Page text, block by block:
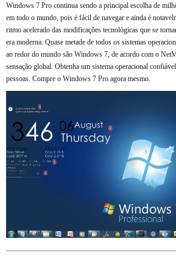
Windows 7 Pro continua sendo a principal escolha de
em todo o mundo, pois é fácil de navegar e ainda é
ritmo acelerado das modificações tecnológicas que se
era moderna. Quase metade de todos os sistemas
ao redor do mundo são Windows 7, de acordo com o
sensação global. Obtenha um sistema operacional
pessoas. Compre o Windows 7 Pro agora mesmo.